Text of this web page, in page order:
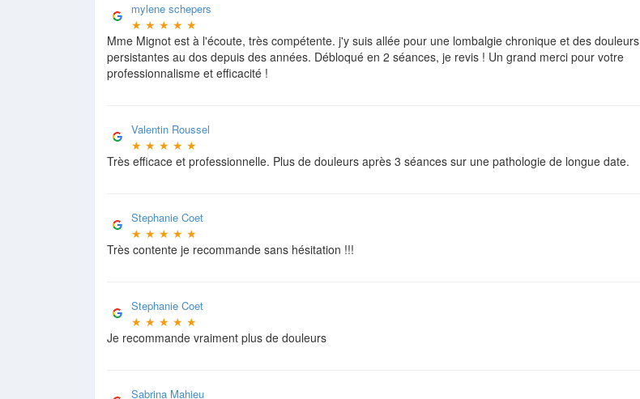
mylene schepers
★ ★ ★ ★ ★
Mme Mignot est à l'écoute, très compétente. j'y suis allée pour une lombalgie chronique et des douleurs
persistantes au dos depuis des années. Débloqué en 2 séances, je revis ! Un grand merci pour votre
professionnalisme et efficacité !
Valentin Roussel
★ ★ ★ ★ ★
Très efficace et professionnelle. Plus de douleurs après 3 séances sur une pathologie de longue date.
Stephanie Coet
★ ★ ★ ★ ★
Très contente je recommande sans hésitation !!!
Stephanie Coet
★ ★ ★ ★ ★
Je recommande vraiment plus de douleurs
Sabrina Mahieu